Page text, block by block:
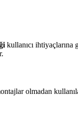
kullanıcı
olmadan